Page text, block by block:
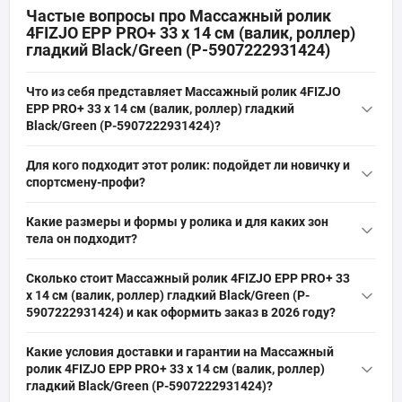
Частые вопросы про Массажный ролик
4FIZJO EPP PRO+ 33 x 14 см (валик, роллер)
гладкий Black/Green (P-5907222931424)
Что из себя представляет Массажный ролик 4FIZJO
EPP PRO+ 33 x 14 см (валик, роллер) гладкий
Black/Green (P-5907222931424)?
гладкий Black/Green (P-5907222931424) — это цилиндрический
поверхностью, предназначенный для массажа спины, тела,
ног и шеи, подходит для фитнеса, йоги, пилатеса и МФР.
Для кого подходит этот ролик: подойдет ли новичку и
спортсмену-профи?
опытным спортсменам: гладкая поверхность обеспечивает
разминки, подходит для МФР, йоги, пилатеса; материал EPP
даёт упругость без чрезмерной жёсткости, что удобно на
разных уровнях подготовки.
Какие размеры и формы у ролика и для каких зон
тела он подходит?
формы с полностью гладкой поверхностью; эти габариты
удобны для массажа спины, ног, шеи и общего тела,
растяжение при фитнесе, йоге и пилатесе.
Сколько стоит Массажный ролик 4FIZJO EPP PRO+ 33
x 14 см (валик, роллер) гладкий Black/Green (P-
5907222931424) и как оформить заказ в 2026 году?
4FIZJO EPP PRO+ 33 x 14 см (валик, роллер) гладкий
Black/Green (P-5907222931424) (Артикул: P-5907222931424) от
Какие условия доставки и гарантии на Массажный
ролик 4FIZJO EPP PRO+ 33 x 14 см (валик, роллер)
гладкий Black/Green (P-5907222931424)?